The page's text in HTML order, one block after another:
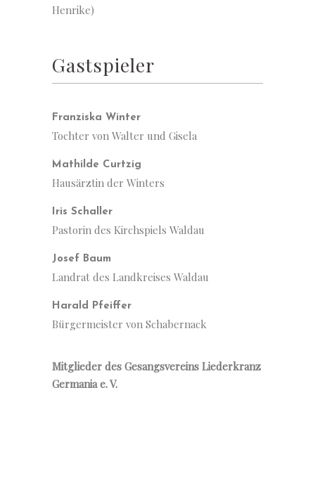
Henrike)
Gastspieler
Franziska Winter
Tochter von Walter und Gisela
Mathilde Curtzig
Hausärztin der Winters
Iris Schaller
Pastorin des Kirchspiels Waldau
Josef Baum
Landrat des Landkreises Waldau
Harald Pfeiffer
Bürgermeister von Schabernack
Mitglieder des Gesangsvereins Liederkranz
Germania e. V.